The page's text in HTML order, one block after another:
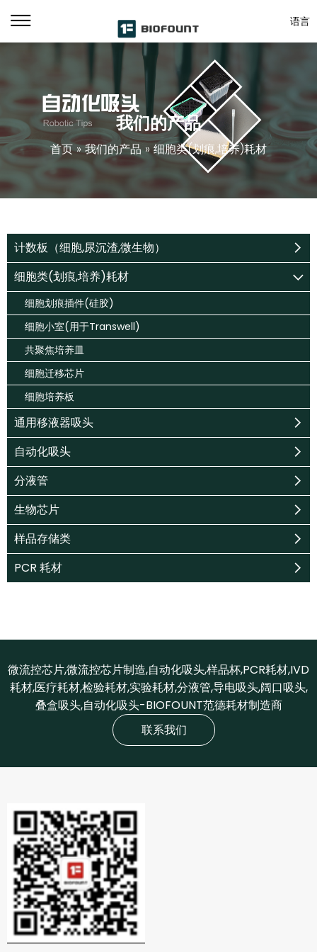
语言
我们的产品
首页 » 我们的产品 » 细胞类(划痕,培养)耗材
计数板（细胞,尿沉渣,微生物）
细胞类(划痕,培养)耗材
细胞划痕插件(硅胶)
细胞小室(用于Transwell)
共聚焦培养皿
细胞迁移芯片
细胞培养板
通用移液器吸头
自动化吸头
分液管
生物芯片
样品存储类
PCR 耗材
微流控芯片,微流控芯片制造,自动化吸头,样品杯,PCR耗材,IVD
耗材,医疗耗材,检验耗材,实验耗材,分液管,导电吸头,阔口吸头,
叠盒吸头,自动化吸头-BIOFOUNT范德耗材制造商
联系我们